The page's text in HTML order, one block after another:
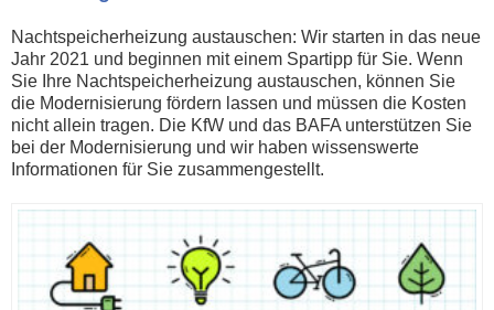
Nachtspeicherheizung austauschen: Wir starten in das neue
Jahr 2021 und beginnen mit einem Spartipp für Sie. Wenn
Sie Ihre Nachtspeicherheizung austauschen, können Sie
die Modernisierung fördern lassen und müssen die Kosten
nicht allein tragen. Die KfW und das BAFA unterstützen Sie
bei der Modernisierung und wir haben wissenswerte
Informationen für Sie zusammengestellt.